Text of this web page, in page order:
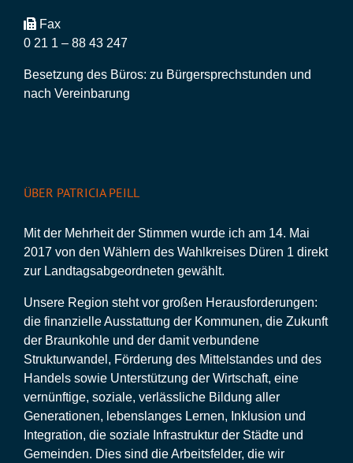
Fax
0 21 1 – 88 43 247
Besetzung des Büros: zu Bürgersprechstunden und
nach Vereinbarung
ÜBER PATRICIA PEILL
Mit der Mehrheit der Stimmen wurde ich am 14. Mai
2017 von den Wählern des Wahlkreises Düren 1 direkt
zur Landtagsabgeordneten gewählt.
Unsere Region steht vor großen Herausforderungen:
die finanzielle Ausstattung der Kommunen, die Zukunft
der Braunkohle und der damit verbundene
Strukturwandel, Förderung des Mittelstandes und des
Handels sowie Unterstützung der Wirtschaft, eine
vernünftige, soziale, verlässliche Bildung aller
Generationen, lebenslanges Lernen, Inklusion und
Integration, die soziale Infrastruktur der Städte und
Gemeinden. Dies sind die Arbeitsfelder, die wir